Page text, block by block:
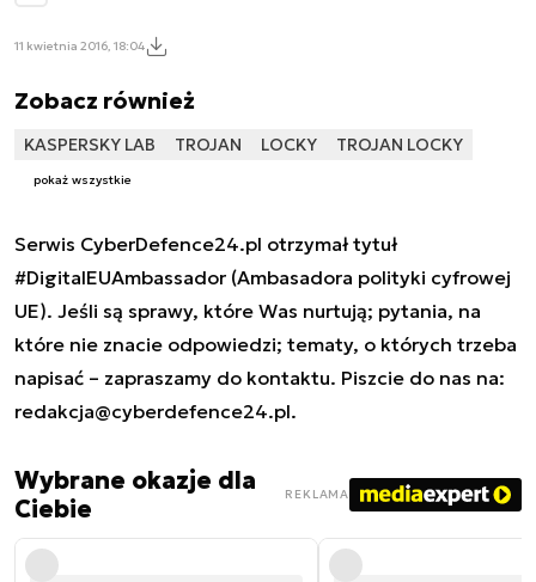
11 kwietnia 2016, 18:04
Zobacz również
KASPERSKY LAB TROJAN LOCKY TROJAN LOCKY
pokaż wszystkie
Serwis CyberDefence24.pl otrzymał tytuł
#DigitalEUAmbassador (Ambasadora polityki cyfrowej
UE). Jeśli są sprawy, które Was nurtują; pytania, na
które nie znacie odpowiedzi; tematy, o których trzeba
napisać – zapraszamy do kontaktu. Piszcie do nas na:
redakcja@cyberdefence24.pl.
Wybrane okazje dla
Ciebie
REKLAMA